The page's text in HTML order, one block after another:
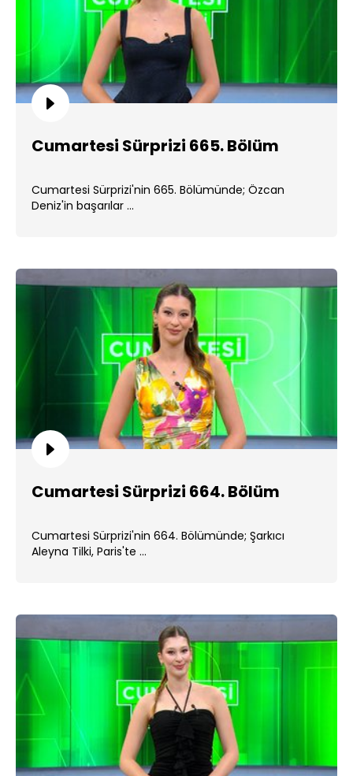
Cumartesi Sürprizi 665. Bölüm
Cumartesi Sürprizi'nin 665. Bölümünde; Özcan
Deniz'in başarılar ...
Cumartesi Sürprizi 664. Bölüm
Cumartesi Sürprizi'nin 664. Bölümünde; Şarkıcı
Aleyna Tilki, Paris'te ...